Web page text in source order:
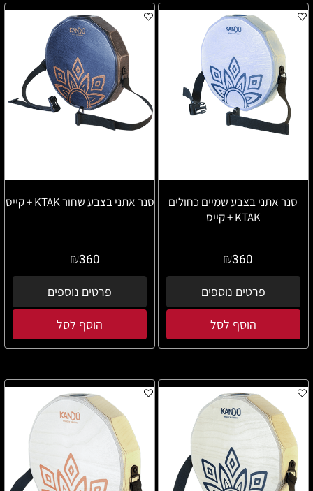
סנר אתני בצבע שמיים כחולים
KTAK + קייס
₪360
פרטים נוספים
הוסף לסל
סנר אתני בצבע שחור KTAK + קייס
₪360
פרטים נוספים
הוסף לסל